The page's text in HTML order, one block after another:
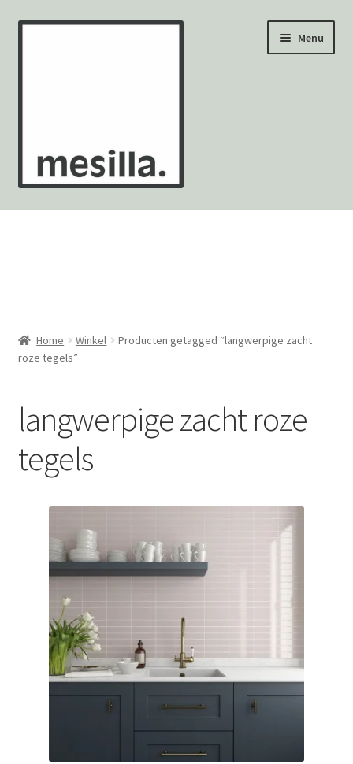
Ga
Ga
Menu
Wandtegels
Mozaïekvellen
Contact
Home Winkel
Producten getagged “langwerpige zacht
roze tegels”
langwerpige zacht roze
tegels